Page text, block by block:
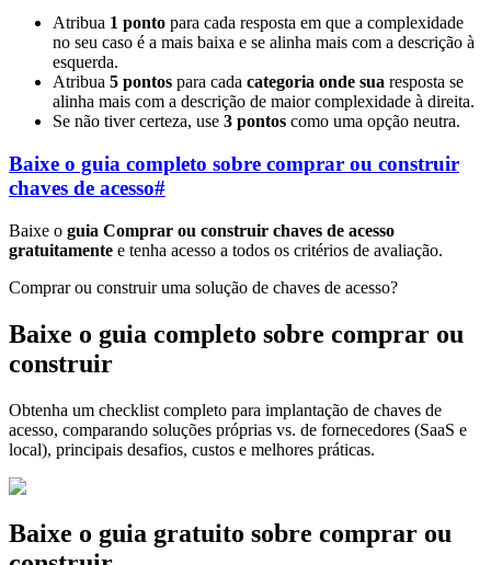
Atribua 1 ponto para cada resposta em que a complexidade
no seu caso é a mais baixa e se alinha mais com a descrição à
esquerda.
Atribua 5 pontos para cada categoria onde sua resposta se
alinha mais com a descrição de maior complexidade à direita.
Se não tiver certeza, use 3 pontos como uma opção neutra.
Baixe o guia completo sobre comprar ou construir
chaves de acesso#
Baixe o guia Comprar ou construir chaves de acesso
gratuitamente e tenha acesso a todos os critérios de avaliação.
Comprar ou construir uma solução de chaves de acesso?
Baixe o guia completo sobre comprar ou
construir
Obtenha um checklist completo para implantação de chaves de
acesso, comparando soluções próprias vs. de fornecedores (SaaS e
local), principais desafios, custos e melhores práticas.
Baixe o guia gratuito sobre comprar ou